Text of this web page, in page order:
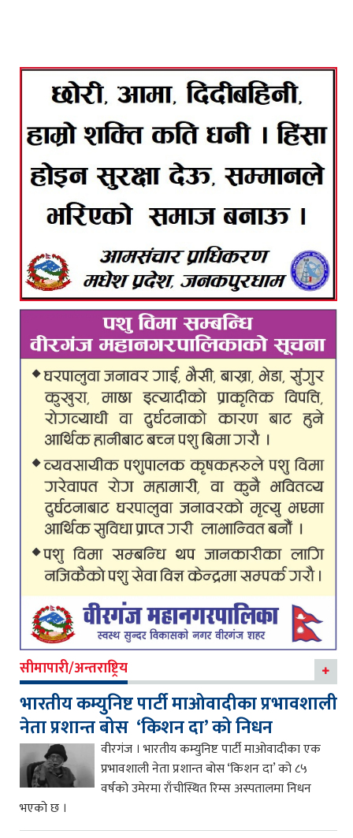
सीमापारी/अन्तराष्ट्रिय
भारतीय कम्युनिष्ट पार्टी माओवादीका प्रभावशाली
नेता प्रशान्त बोस ‘किशन दा’ को निधन
वीरगंज । भारतीय कम्युनिष्ट पार्टी माओवादीका एक
प्रभावशाली नेता प्रशान्त बोस ‘किशन दा’ को ८५
वर्षको उमेरमा राँचीस्थित रिम्स अस्पतालमा निधन
भएको छ ।